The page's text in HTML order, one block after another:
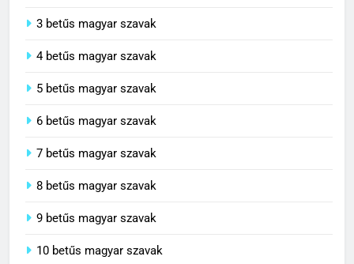
3 betűs magyar szavak
4 betűs magyar szavak
5 betűs magyar szavak
6 betűs magyar szavak
7 betűs magyar szavak
8 betűs magyar szavak
9 betűs magyar szavak
10 betűs magyar szavak